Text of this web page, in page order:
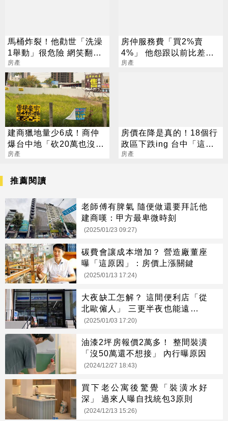
馬桶炸裂！他勸世「洗澡
1舉動」很危險 網笑翻：
一代神機
房產
房仲服務費「買2%賣
4%」 他怨跟以前比差太
多 內行曝原因：黑幕重重
房產
建商獵地量少6成！商仲
爆台中地「砍20萬也沒人
買」
房產
房價在降是真的！18個行
政區下跌ing 台中「這地
方」價跌近3成
房產
推薦閱讀
老師傅有脾氣 隨便做還要拜託他
建商嘆：甲方最卑微時刻
(2025/01/23 09:27)
碳費會讓成本增加？ 營造廠董座
曝「這原因」：房價上漲關鍵
(2025/01/13 17:24)
大夜缺工怎解？ 這間便利店「從
北歐僱人」 三更半夜也能遠端結
帳
(2025/01/03 17:20)
油漆2坪房報價2萬多！ 整間裝潢
「沒50萬還不想接」 內行曝原因
(2024/12/27 18:43)
買下老公寓後驚覺「裝潢水好
深」 過來人曝自找統包3原則
(2024/12/13 15:26)